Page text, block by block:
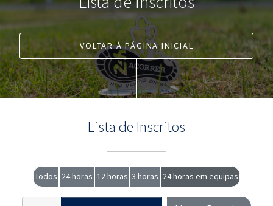
VOLTAR À PÁGINA INICIAL
Lista de Inscritos
Todos 24 horas 12 horas 3 horas 24 horas em equipas